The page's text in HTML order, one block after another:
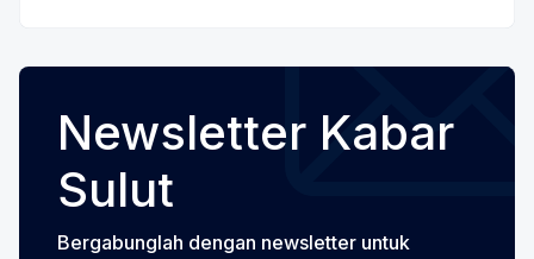
Newsletter Kabar
Sulut
Bergabunglah dengan newsletter untuk